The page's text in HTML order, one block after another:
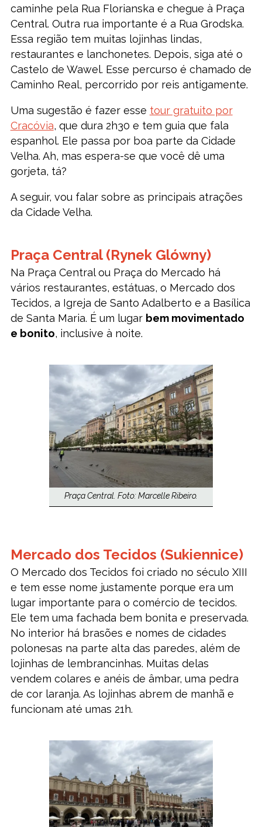
caminhe pela Rua Florianska e chegue à Praça
Central. Outra rua importante é a Rua Grodska.
Essa região tem muitas lojinhas lindas,
restaurantes e lanchonetes. Depois, siga até o
Castelo de Wawel. Esse percurso é chamado de
Caminho Real, percorrido por reis antigamente.
Uma sugestão é fazer esse tour gratuito por
Cracóvia, que dura 2h30 e tem guia que fala
espanhol. Ele passa por boa parte da Cidade
Velha. Ah, mas espera-se que você dê uma
gorjeta, tá?
A seguir, vou falar sobre as principais atrações
da Cidade Velha.
Praça Central (Rynek Glówny)
Na Praça Central ou Praça do Mercado há
vários restaurantes, estátuas, o Mercado dos
Tecidos, a Igreja de Santo Adalberto e a Basílica
de Santa Maria. É um lugar bem movimentado
e bonito, inclusive à noite.
Praça Central. Foto: Marcelle Ribeiro.
Mercado dos Tecidos (Sukiennice)
O Mercado dos Tecidos foi criado no século XIII
e tem esse nome justamente porque era um
lugar importante para o comércio de tecidos.
Ele tem uma fachada bem bonita e preservada.
No interior há brasões e nomes de cidades
polonesas na parte alta das paredes, além de
lojinhas de lembrancinhas. Muitas delas
vendem colares e anéis de âmbar, uma pedra
de cor laranja. As lojinhas abrem de manhã e
funcionam até umas 21h.